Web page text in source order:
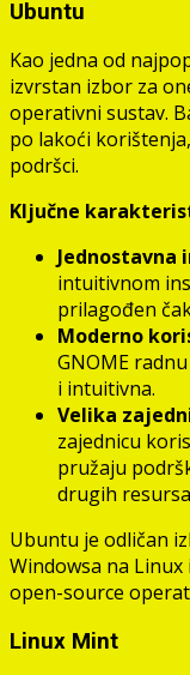
Ubuntu
Kao jedna od
izvrstan izbor za
operativni sustav.
po lakoći
podršci.
Ključne
Jednostavna
intuitivnom
prilagođen
Moderno
GNOME
i intuitivna.
Velika
zajednicu
pružaju
drugih
Ubuntu je odličan
Windowsa na
open-source
Linux Mint